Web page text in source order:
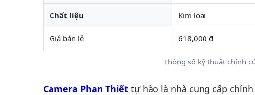
Thông số kỹ thuật chính
Chất liệu Kim loại
Giá bán lẻ 618,000 đ
Camera Phan Thiết tự hào là nhà cung cấp